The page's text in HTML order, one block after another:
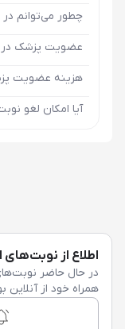
چطور می‌توانم
عضویت پزشک در
هزینه عضویت
آیا امکان لغو
اطلاع از
در حال حاضر
همراه خود از